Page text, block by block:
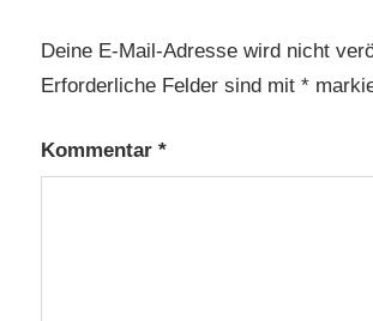
Deine E-Mail-Adresse wird nicht
Erforderliche Felder sind mit *
Kommentar *